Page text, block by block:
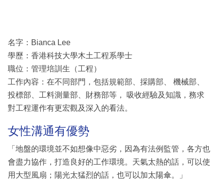
名字：Bianca Lee
學歷：香港科技大學木土工程系學士
職位：管理培訓生（工程）
工作內容：在不同部門，包括規範部、採購部、 機械部、
投標部、工料測量部、財務部等， 吸收經驗及知識，務求
對工程運作有更宏觀及深入的看法。
女性溝通有優勢
「地盤的環境並不如想像中惡劣，因為有法例監管，各方也
會盡力協作，打造良好的工作環境。天氣太熱的話，可以使
用大型風扇；陽光太猛烈的話，也可以加太陽傘。」